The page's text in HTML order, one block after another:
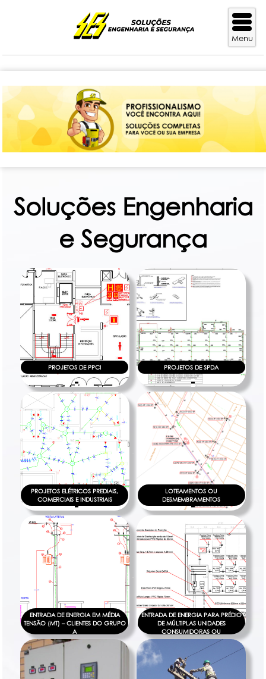
Soluções Engenharia
e Segurança
PROJETOS DE PPCI PROJETOS DE SPDA
PROJETOS ELÉTRICOS PREDIAIS,
COMERCIAIS E INDUSTRIAIS
LOTEAMENTOS OU
DESMEMBRAMENTOS
ENTRADA DE ENERGIA EM MÉDIA
TENSÃO (MT) – CLIENTES DO GRUPO
A
ENTRADA DE ENERGIA PARA PRÉDIO
DE MÚLTIPLAS UNIDADES
CONSUMIDORAS OU
CONDOMÍNIOS HORIZONTAIS